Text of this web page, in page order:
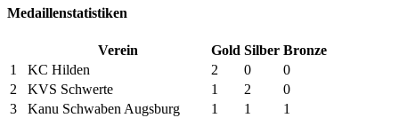
Medaillenstatistiken
Verein Gold Silber Bronze
1
KC Hilden 2 0
0
2
KVS Schwerte 1 2
0
3
Kanu Schwaben Augsburg 1 1
1